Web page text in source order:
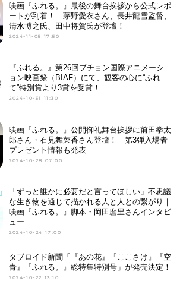
映画『ふれる。』最後の舞台挨拶から公式レポ
ートが到着！ 茅野愛衣さん、長井龍雪監督、
清水博之氏、田中将賀氏が登壇！
2024-11-05 17:50
『ふれる。』第26回プチョン国際アニメーシ
ョン映画祭（BIAF）にて、観客の心に“ふれ
て”特別賞より3賞を受賞！
2024-10-31 11:30
映画『ふれる。』公開御礼舞台挨拶に前田拳太
郎さん・石見舞菜香さん登壇！ 第3弾入場者
プレゼント情報も発表
2024-10-28 07:00
「ずっと誰かに必要だと言ってほしい」不思議
な生き物を通じて描かれる人と人との繋がり｜
映画『ふれる。』脚本・岡田麿里さんインタビ
ュー
2024-10-24 17:00
タブロイド新聞「『あの花』『ここさけ』『空
青』『ふれる。』総特集特別号」が発売決定！
2024-10-22 13:10